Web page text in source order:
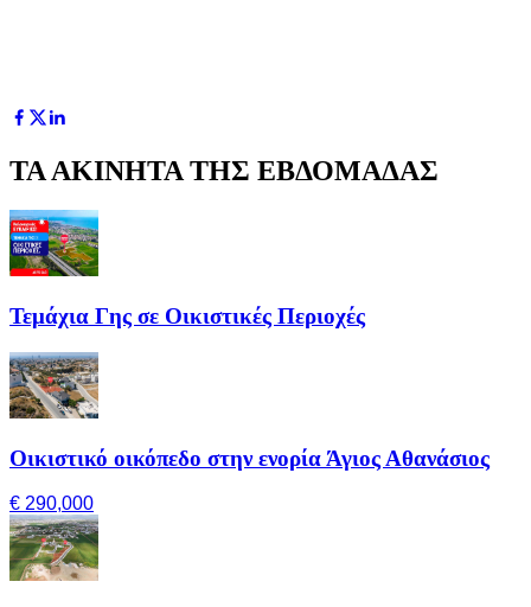
ΤΑ ΑΚΙΝΗΤΑ ΤΗΣ ΕΒΔΟΜΑΔΑΣ
Τεμάχια Γης σε Οικιστικές Περιοχές
Οικιστικό οικόπεδο στην ενορία Άγιος Αθανάσιος
€ 290,000